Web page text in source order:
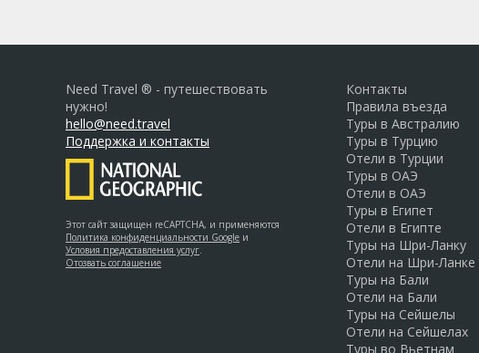
Need Travel ® - путешествовать
нужно!
hello@need.travel
Поддержка и контакты
Этот сайт защищен reCAPTCHA, и применяются
Политика конфиденциальности Google и
Условия предоставления услуг
Отозвать соглашение
Контакты
Правила въезда
Туры в Австралию
Туры в Турцию
Отели в Турции
Туры в ОАЭ
Отели в ОАЭ
Туры в Египет
Отели в Египте
Туры на Шри-Ланку
Отели на Шри-Ланке
Туры на Бали
Отели на Бали
Туры на Сейшелы
Отели на Сейшелах
Туры во Вьетнам